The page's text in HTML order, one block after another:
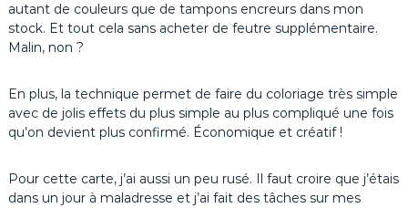
autant de couleurs que de tampons encreurs dans mon
stock. Et tout cela sans acheter de feutre supplémentaire.
Malin, non ?
En plus, la technique permet de faire du coloriage très simple
avec de jolis effets du plus simple au plus compliqué une fois
qu’on devient plus confirmé. Économique et créatif !
Pour cette carte, j’ai aussi un peu rusé. Il faut croire que j’étais
dans un jour à maladresse et j’ai fait des tâches sur mes